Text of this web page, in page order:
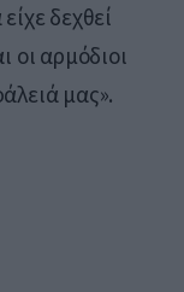
δεχθεί
οι αρμόδιοι
μας».